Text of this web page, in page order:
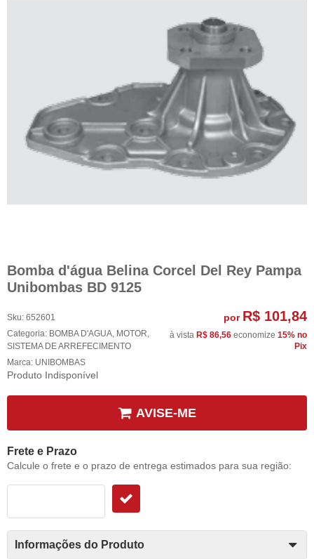
Bomba d'água Belina Corcel Del Rey Pampa
Unibombas BD 9125
Sku: 652601
Categoria: BOMBA D'AGUA, MOTOR,
SISTEMA DE ARREFECIMENTO
Marca: UNIBOMBAS
Produto Indisponível
por R$ 101,84
à vista R$ 86,56 economize 15% no
Pix
AVISE-ME
Frete e Prazo
Calcule o frete e o prazo de entrega estimados para sua região:
Informações do Produto